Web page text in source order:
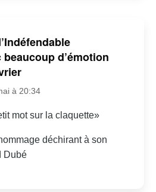
d’émotion
à 20:34
mot sur la claquette»
déchirant à son
Dubé